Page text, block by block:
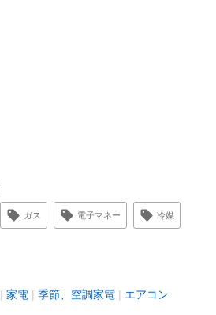
ガス 電子マネー 冷媒
家電 季節、空調家電 エアコン